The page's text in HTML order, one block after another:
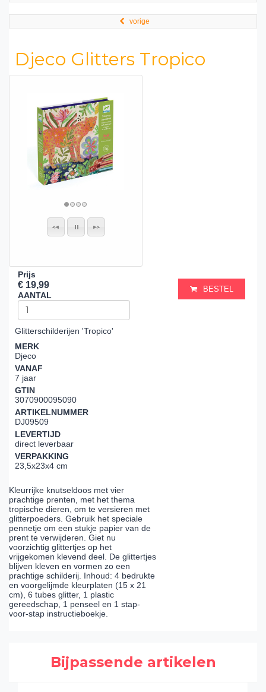
vorige
Djeco Glitters Tropico
Prijs
€ 19,99
AANTAL
BESTEL
Glitterschilderijen 'Tropico'
MERK
Djeco
VANAF
7 jaar
GTIN
3070900095090
ARTIKELNUMMER
DJ09509
LEVERTIJD
direct leverbaar
VERPAKKING
23,5x23x4 cm
Kleurrijke knutseldoos met vier
prachtige prenten, met het thema
tropische dieren, om te versieren met
glitterpoeders. Gebruik het speciale
pennetje om een stukje papier van de
prent te verwijderen. Giet nu
voorzichtig glittertjes op het
vrijgekomen klevend deel. De glittertjes
blijven kleven en vormen zo een
prachtige schilderij. Inhoud: 4 bedrukte
en voorgelijmde kleurplaten (15 x 21
cm), 6 tubes glitter, 1 plastic
gereedschap, 1 penseel en 1 stap-
voor-stap instructieboekje.
Bijpassende artikelen